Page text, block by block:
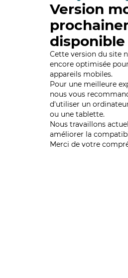
Version
disponible
Cette version du site
encore optimisée
appareils mobiles.
Pour une meilleure
nous vous
d'utiliser un
ou une tablette.
Nous travaillons
améliorer la
Merci de votre